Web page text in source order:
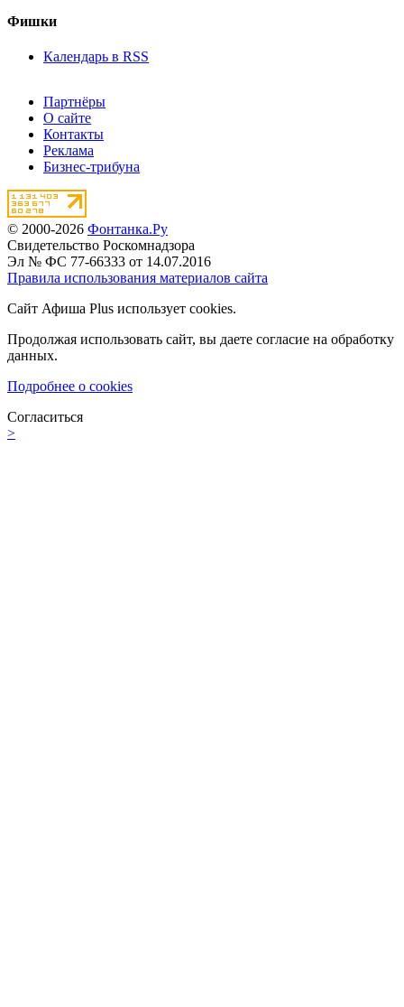
Фишки
Календарь в RSS
Партнёры
О сайте
Контакты
Реклама
Бизнес-трибуна
© 2000-2026 Фонтанка.Ру
Свидетельство Роскомнадзора
Эл № ФС 77-66333 от 14.07.2016
Правила использования материалов сайта
Сайт Афиша Plus использует cookies.
Продолжая использовать сайт, вы даете согласие на обработку
данных.
Подробнее о cookies
Согласиться
>